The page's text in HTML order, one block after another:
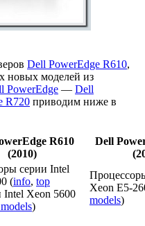
Dell PowerEdge R610,
новых моделей из
PowerEdge — Dell
R720 приводим ниже в
R610
(2010)
Dell
серии Intel
(info, top
Intel Xeon 5600
)
Xeon E5-
models)